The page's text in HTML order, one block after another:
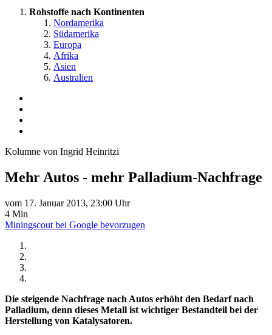
Rohstoffe nach Kontinenten
Nordamerika
Südamerika
Europa
Afrika
Asien
Australien
Kolumne von Ingrid Heinritzi
Mehr Autos - mehr Palladium-Nachfrage
vom 17. Januar 2013, 23:00 Uhr
4 Min
Miningscout bei Google bevorzugen
Die steigende Nachfrage nach Autos erhöht den Bedarf nach
Palladium, denn dieses Metall ist wichtiger Bestandteil bei der
Herstellung von Katalysatoren.